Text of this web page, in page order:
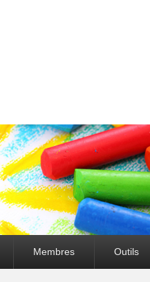
Membres Outils